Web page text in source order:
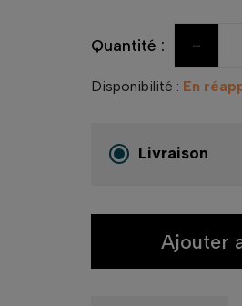
Quantité : -
Disponibilité : En
Livraison
Ajouter